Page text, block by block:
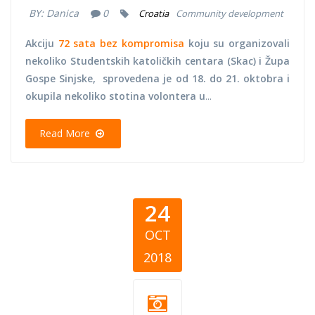
BY: Danica 0 Croatia Community development
Akciju 72 sata bez kompromisa koju su organizovali
nekoliko Studentskih katoličkih centara (Skac) i Župa
Gospe Sinjske,
sprovedena je od 18. do 21. oktobra i
okupila nekoliko stotina volontera u...
Read More
24
OCT
2018